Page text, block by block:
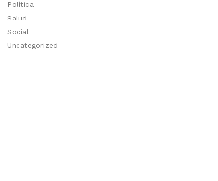
Política
Salud
Social
Uncategorized